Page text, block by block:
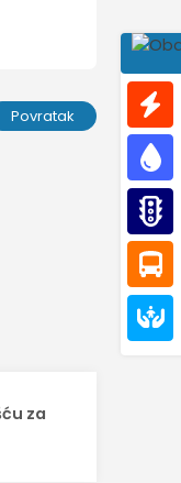
Povratak
za